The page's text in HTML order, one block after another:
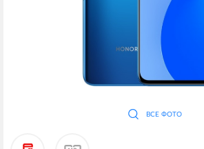
ВСЕ ФОТО